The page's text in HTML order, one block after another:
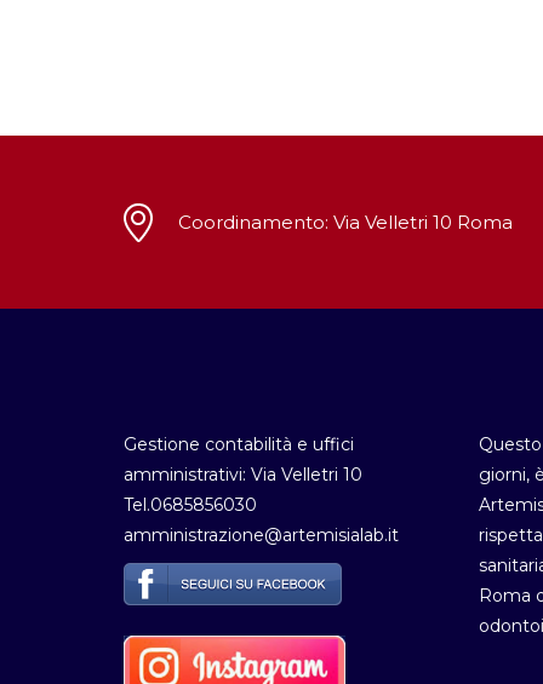
Coordinamento: Via Velletri 10 Roma
Gestione contabilità e uffici
amministrativi: Via Velletri 10
Tel.0685856030
amministrazione@artemisialab.it
giorni,
Roma